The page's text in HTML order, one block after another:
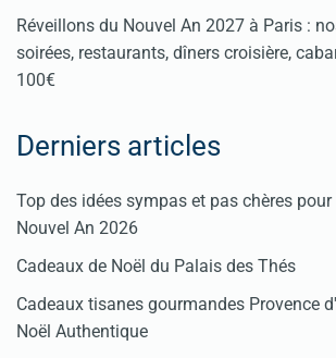
Réveillons du Nouvel An 2027 à Paris :
soirées, restaurants, dîners croisière,
100€
Derniers articles
Top des idées sympas et pas chères
Nouvel An 2026
Cadeaux de Noël du Palais des Thés
Cadeaux tisanes gourmandes Provence
Noël Authentique